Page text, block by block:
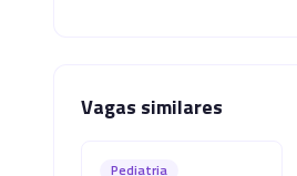
Vagas similares
Pediatria